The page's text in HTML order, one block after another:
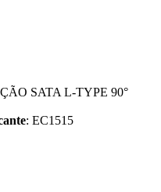
SATA L-TYPE 90°
: EC1515